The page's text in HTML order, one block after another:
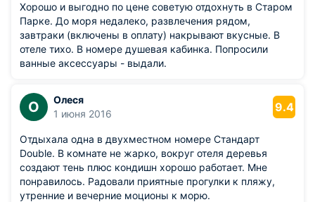
Хорошо и выгодно по цене советую отдохнуть в Старом
Парке. До моря недалеко, развлечения рядом,
завтраки (включены в оплату) накрывают вкусные. В
отеле тихо. В номере душевая кабинка. Попросили
ванные аксессуары - выдали.
О
Олеся
1 июня 2016
9.4
Отдыхала одна в двухместном номере Стандарт
Double. В комнате не жарко, вокруг отеля деревья
создают тень плюс кондишн хорошо работает. Мне
понравилось. Радовали приятные прогулки к пляжу,
утренние и вечерние моционы к морю.